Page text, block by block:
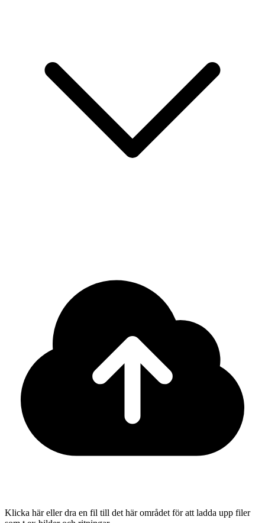
Klicka här eller dra en fil till det här området för att ladda upp filer